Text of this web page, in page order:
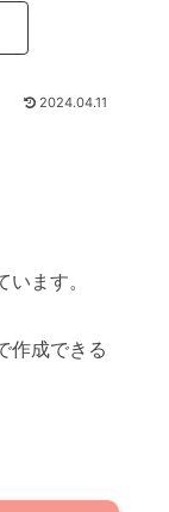
2024.04.11
ます。
作成できる